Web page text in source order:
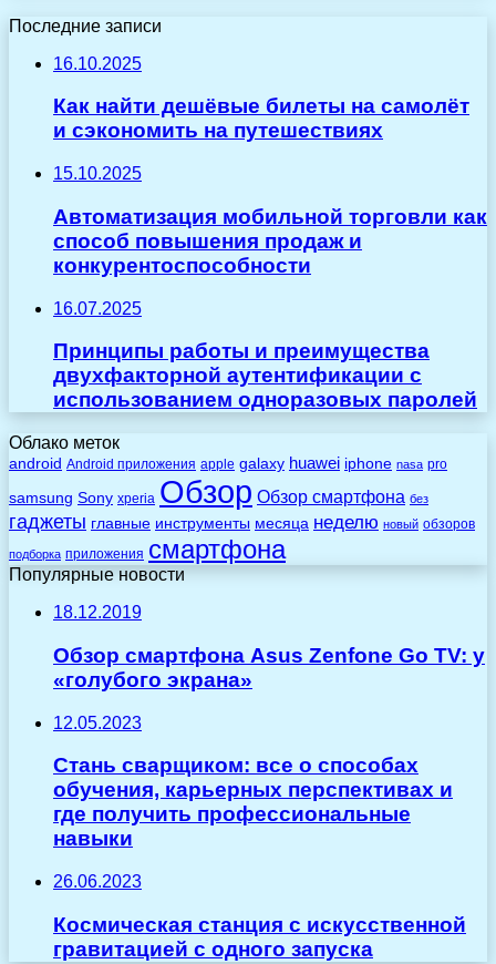
Последние записи
16.10.2025
Как найти дешёвые билеты на самолёт
и сэкономить на путешествиях
15.10.2025
Автоматизация мобильной торговли как
способ повышения продаж и
конкурентоспособности
16.07.2025
Принципы работы и преимущества
двухфакторной аутентификации с
использованием одноразовых паролей
Облако меток
android Android приложения apple galaxy huawei iphone nasa pro
samsung Sony xperia Обзор Обзор смартфона без
гаджеты главные инструменты месяца неделю новый обзоров
подборка приложения смартфона
Популярные новости
18.12.2019
Обзор смартфона Asus Zenfone Go TV: у
«голубого экрана»
12.05.2023
Стань сварщиком: все о способах
обучения, карьерных перспективах и
где получить профессиональные
навыки
26.06.2023
Космическая станция с искусственной
гравитацией с одного запуска